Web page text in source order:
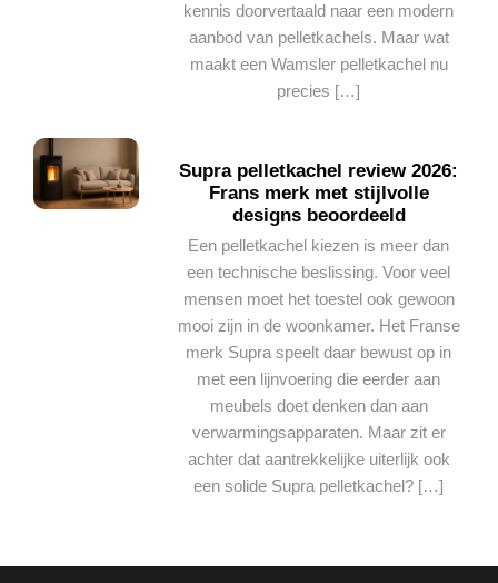
kennis doorvertaald naar een modern
aanbod van pelletkachels. Maar wat
maakt een Wamsler pelletkachel nu
precies […]
Supra pelletkachel review 2026:
Frans merk met stijlvolle
designs beoordeeld
Een pelletkachel kiezen is meer dan
een technische beslissing. Voor veel
mensen moet het toestel ook gewoon
mooi zijn in de woonkamer. Het Franse
merk Supra speelt daar bewust op in
met een lijnvoering die eerder aan
meubels doet denken dan aan
verwarmingsapparaten. Maar zit er
achter dat aantrekkelijke uiterlijk ook
een solide Supra pelletkachel? […]